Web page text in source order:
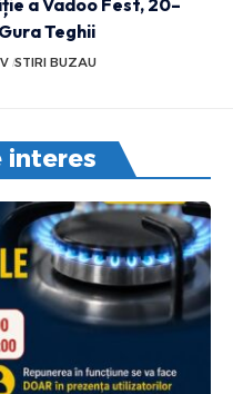
a Vadoo Fest, 20–
Teghii
STIRI BUZAU
interes